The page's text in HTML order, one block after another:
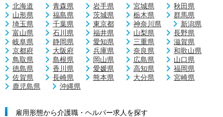
北海道 青森県 岩手県 宮城県
秋田県
山形県
福島県 茨城県 栃木県
群馬県
埼玉県
千葉県 東京都 神奈川県
新潟県
富山県
石川県 福井県 山梨県
長野県
岐阜県
静岡県 愛知県 三重県
滋賀県
京都府
大阪府 兵庫県 奈良県
和歌山県
鳥取県
島根県 岡山県 広島県
山口県
徳島県
香川県 愛媛県 高知県
福岡県
佐賀県
長崎県 熊本県 大分県
宮崎県
鹿児島県
沖縄県
雇用形態から介護職・ヘルパー求人を探す